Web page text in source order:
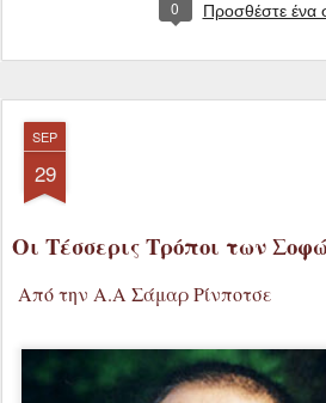
29
Οι Τέσσερις Τρόποι των Σοφών
Από την Α.Α Σάμαρ Ρίνποτσε